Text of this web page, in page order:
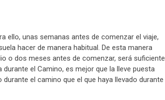
ello, unas semanas antes de comenzar el viaje,
hacer de manera habitual. De esta manera
o dos meses antes de comenzar, será suficiente
el Camino, es mejor que la lleve puesta
el camino que el que haya llevado durante